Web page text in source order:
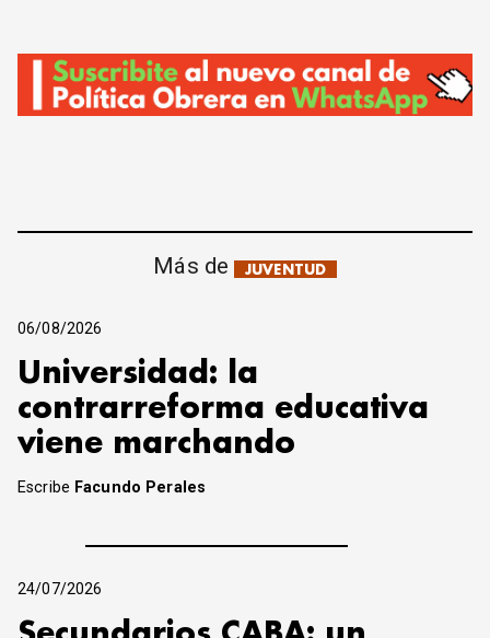
Más de JUVENTUD
06/08/2026
Universidad: la
contrarreforma educativa
viene marchando
Escribe Facundo Perales
24/07/2026